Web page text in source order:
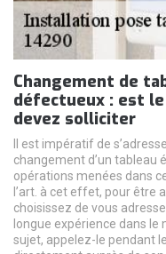
Changement de
défectueux : est
devez solliciter
Il est impératif de
changement d’un tableau
opérations menées dans
l’art. à cet effet, pour être
choisissez de vous
longue expérience dans le
sujet, appelez-le pendant